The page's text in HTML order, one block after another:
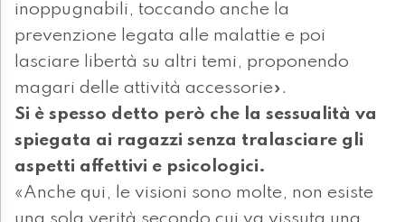
inoppugnabili, toccando anche la
prevenzione legata alle malattie e poi
lasciare libertà su altri temi, proponendo
magari delle attività accessorie».
Si è spesso detto però che la sessualità va
spiegata ai ragazzi senza tralasciare gli
aspetti affettivi e psicologici.
«Anche qui, le visioni sono molte, non esiste